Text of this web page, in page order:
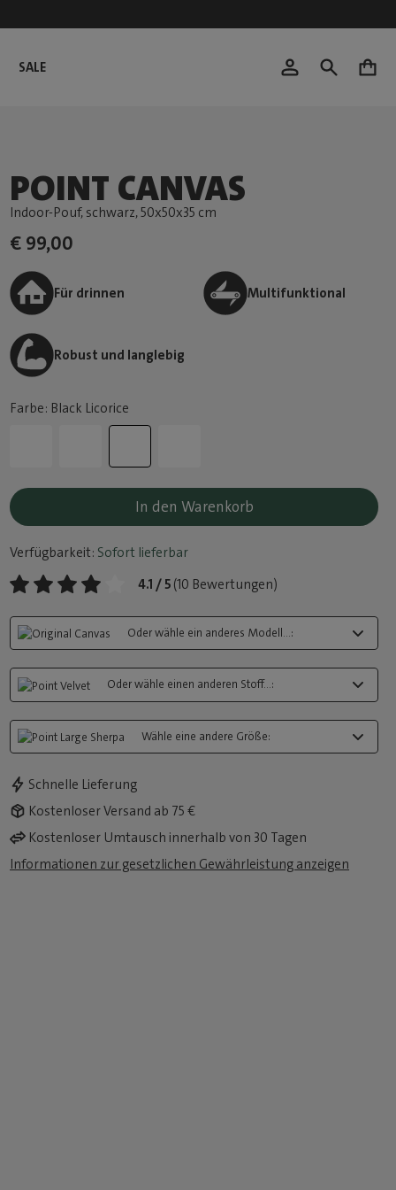
SALE 0
POINT CANVAS
Indoor-Pouf, schwarz, 50x50x35 cm
€ 99,00
Für drinnen Multifunktional
Robust und langlebig
Farbe: Black Licorice
In den Warenkorb
Verfügbarkeit: Sofort lieferbar
4.1 / 5 (10 Bewertungen)
Oder wähle ein anderes Modell...:
Oder wähle einen anderen Stoff...:
Wähle eine andere Größe:
Schnelle Lieferung
Kostenloser Versand ab 75 €
Kostenloser Umtausch innerhalb von 30 Tagen
Informationen zur gesetzlichen Gewährleistung anzeigen